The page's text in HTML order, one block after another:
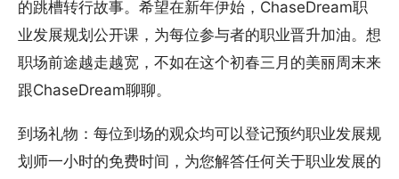
的跳槽转行故事。希望在新年伊始，ChaseDream职
业发展规划公开课，为每位参与者的职业晋升加油。想
职场前途越走越宽，不如在这个初春三月的美丽周末来
跟ChaseDream聊聊。
到场礼物：每位到场的观众均可以登记预约职业发展规
划师一小时的免费时间，为您解答任何关于职业发展的